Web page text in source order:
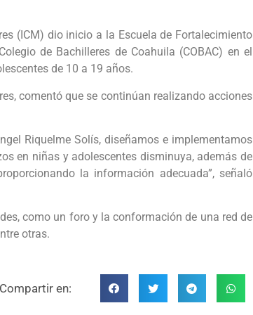
(ICM) dio inicio a la Escuela de Fortalecimiento
de Bachilleres de Coahuila (COBAC) en el
de 10 a 19 años.
comentó que se continúan realizando acciones
Riquelme Solís, diseñamos e implementamos
en niñas y adolescentes disminuya, además de
la información adecuada”, señaló
como un foro y la conformación de una red de
otras.
Compartir en: